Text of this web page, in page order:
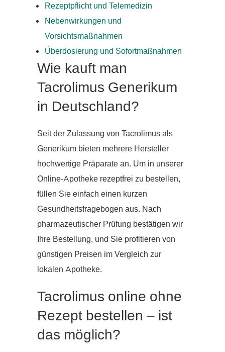
Rezeptpflicht und Telemedizin
Nebenwirkungen und
Vorsichtsmaßnahmen
Überdosierung und Sofortmaßnahmen
Wie kauft man
Tacrolimus Generikum
in Deutschland?
Seit der Zulassung von Tacrolimus als
Generikum bieten mehrere Hersteller
hochwertige Präparate an. Um in unserer
Online-Apotheke rezeptfrei zu bestellen,
füllen Sie einfach einen kurzen
Gesundheitsfragebogen aus. Nach
pharmazeutischer Prüfung bestätigen wir
Ihre Bestellung, und Sie profitieren von
günstigen Preisen im Vergleich zur
lokalen Apotheke.
Tacrolimus online ohne
Rezept bestellen – ist
das möglich?